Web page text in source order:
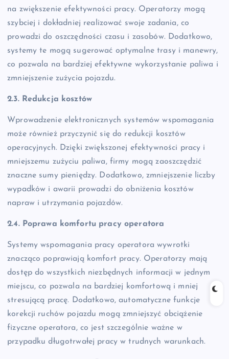
na zwiększenie efektywności pracy. Operatorzy mogą
szybciej i dokładniej realizować swoje zadania, co
prowadzi do oszczędności czasu i zasobów. Dodatkowo,
systemy te mogą sugerować optymalne trasy i manewry,
co pozwala na bardziej efektywne wykorzystanie paliwa i
zmniejszenie zużycia pojazdu.
2.3. Redukcja kosztów
Wprowadzenie elektronicznych systemów wspomagania
może również przyczynić się do redukcji kosztów
operacyjnych. Dzięki zwiększonej efektywności pracy i
mniejszemu zużyciu paliwa, firmy mogą zaoszczędzić
znaczne sumy pieniędzy. Dodatkowo, zmniejszenie liczby
wypadków i awarii prowadzi do obniżenia kosztów
napraw i utrzymania pojazdów.
2.4. Poprawa komfortu pracy operatora
Systemy wspomagania pracy operatora wywrotki
znacząco poprawiają komfort pracy. Operatorzy mają
dostęp do wszystkich niezbędnych informacji w jednym
miejscu, co pozwala na bardziej komfortową i mniej
stresującą pracę. Dodatkowo, automatyczne funkcje
korekcji ruchów pojazdu mogą zmniejszyć obciążenie
fizyczne operatora, co jest szczególnie ważne w
przypadku długotrwałej pracy w trudnych warunkach.